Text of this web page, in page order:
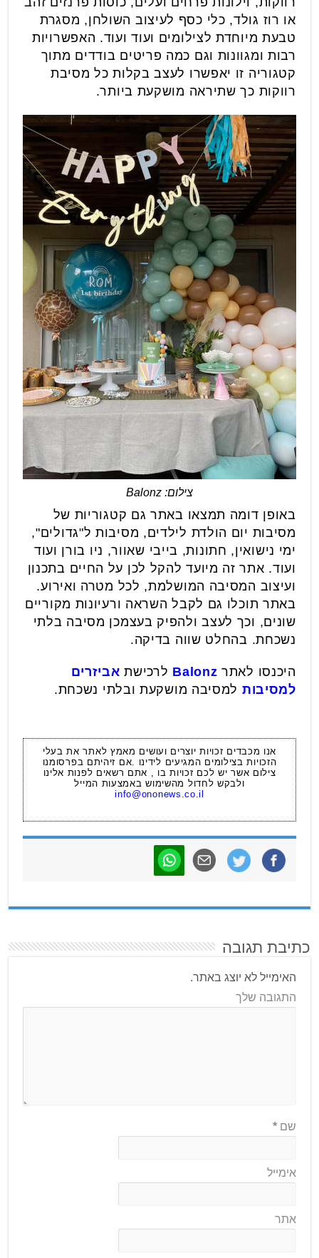
או רוז גולד, כלי כסף לעיצוב השולחן, מסגרת
טבעת מיוחדת לצילומים ועוד ועוד. האפשרויות
רבות ומגוונות וגם כמה פריטים בודדים מתוך
קטגוריה זו יאפשרו לעצב בקלות כל מסיבת
רווקות כך שתיראה מושקעת ביותר.
צילום: Balonz
באופן דומה תמצאו באתר גם קטגוריות של
מסיבות יום הולדת לילדים, מסיבות ל"גדולים",
ימי נישואין, חתונות, בייבי שאוור, ניו בורן ועוד
ועוד. אתר זה מיועד להקל לכן על החיים בתכנון
ועיצוב המסיבה המושלמת, לכל מטרה ואירוע.
באתר תוכלו גם לקבל השראה ורעיונות מקוריים
שונים, וכך לעצב ולהפיק בעצמכן מסיבה בלתי
נשכחת. בהחלט שווה בדיקה.
היכנסו לאתר Balonz לרכישת אביזרים
למסיבות למסיבה מושקעת ובלתי נשכחת.
אנו מכבדים זכויות יוצרים ועושים מאמץ לאתר את בעלי
הזכויות בצילומים המגיעים לידינו .אם זיהיתם בפרסומנו
צילום אשר יש לכם זכויות בו , אתם רשאים לפנות אלינו
ולבקש לחדול מהשימוש באמצעות המייל
info@ononews.co.il
כתיבת תגובה
האימייל לא יוצג באתר.
התגובה שלך
שם*
אימייל
אתר